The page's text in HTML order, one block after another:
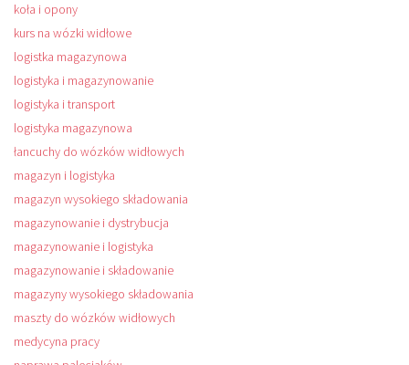
koła i opony
kurs na wózki widłowe
logistka magazynowa
logistyka i magazynowanie
logistyka i transport
logistyka magazynowa
łancuchy do wózków widłowych
magazyn i logistyka
magazyn wysokiego składowania
magazynowanie i dystrybucja
magazynowanie i logistyka
magazynowanie i składowanie
magazyny wysokiego składowania
maszty do wózków widłowych
medycyna pracy